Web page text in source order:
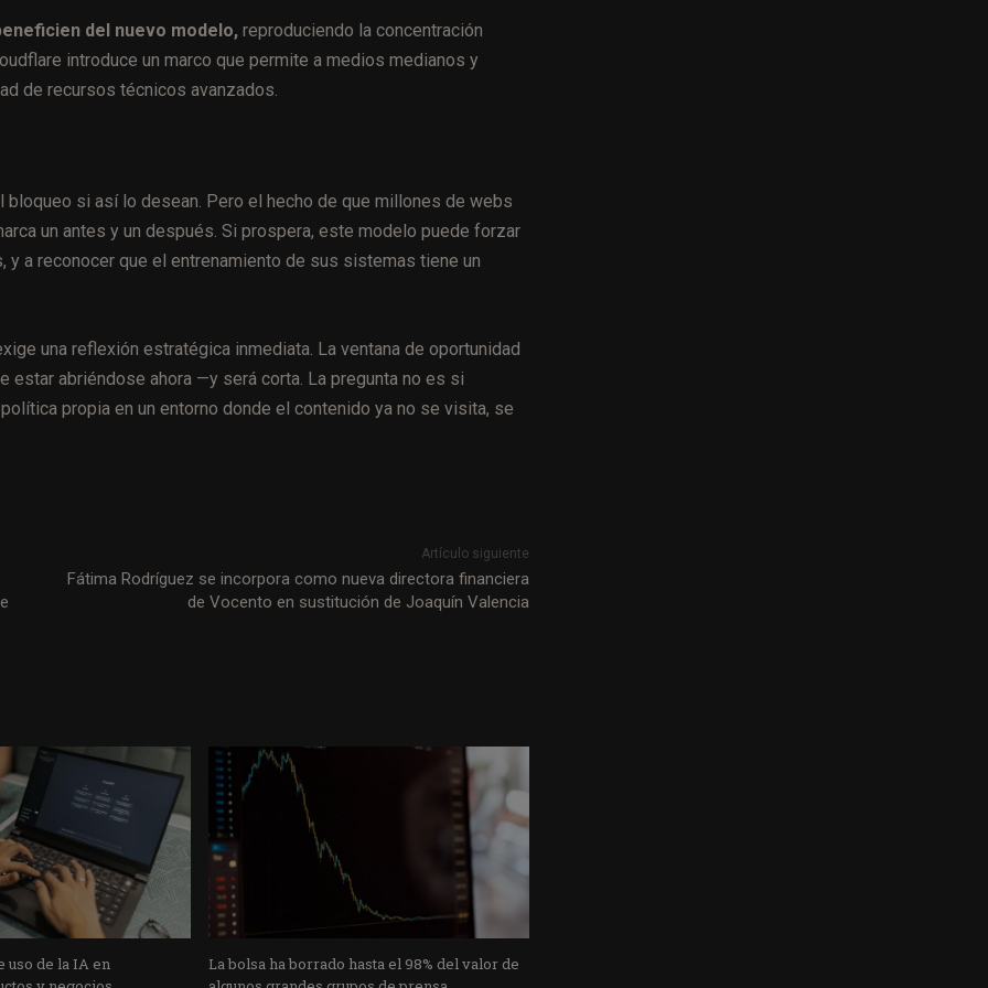
del nuevo modelo, reproduciendo la concentración
introduce un marco que permite a medios medianos y
de recursos técnicos avanzados.
si así lo desean. Pero el hecho de que millones de webs
un antes y un después. Si prospera, este modelo puede forzar
a reconocer que el entrenamiento de sus sistemas tiene un
una reflexión estratégica inmediata. La ventana de oportunidad
abriéndose ahora —y será corta. La pregunta no es si
propia en un entorno donde el contenido ya no se visita, se
Artículo siguiente
Fátima Rodríguez se incorpora como nueva directora financiera
de Vocento en sustitución de Joaquín Valencia
uso de la IA en
La bolsa ha borrado hasta el 98% del valor de